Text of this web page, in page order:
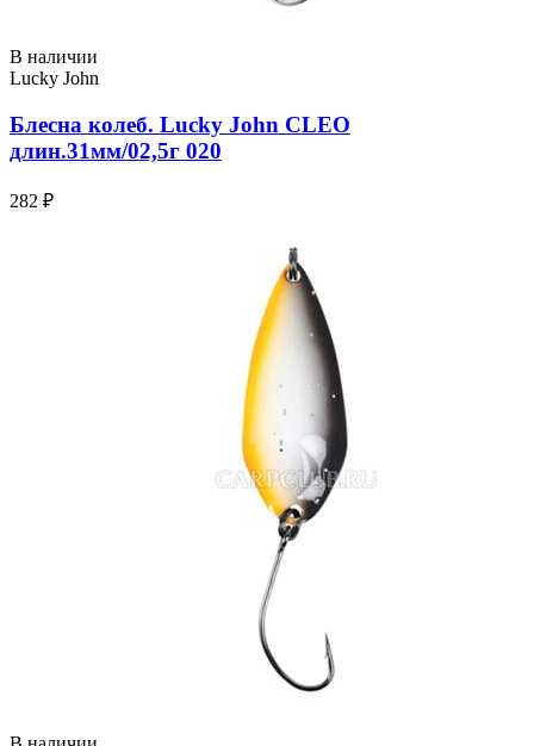
В наличии
Lucky John
Блесна колеб. Lucky John CLEO
длин.31мм/02,5г 020
282 ₽